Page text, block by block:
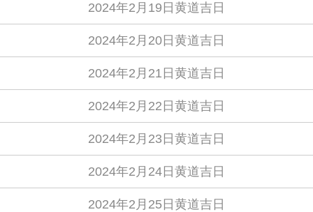
2024年2月19日黄道吉日
2024年2月20日黄道吉日
2024年2月21日黄道吉日
2024年2月22日黄道吉日
2024年2月23日黄道吉日
2024年2月24日黄道吉日
2024年2月25日黄道吉日